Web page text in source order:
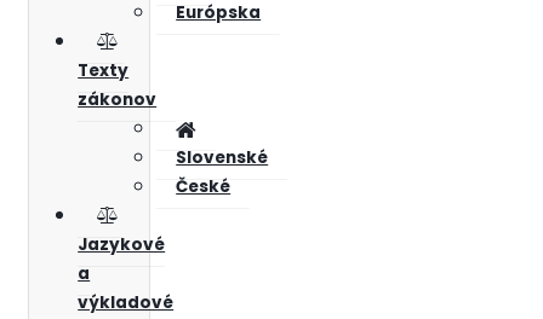
Európska
Texty
zákonov
Slovenské
České
Jazykové
a
výkladové